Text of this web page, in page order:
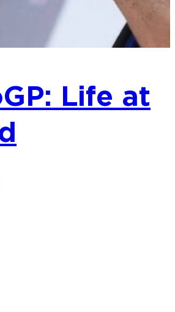
Life at